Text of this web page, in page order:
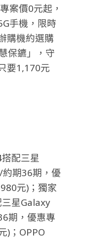
案價0元起，
手機，限時
購機約選購
保鑣」，守
要1,170元
配三星
期36期，優
元)；獨家
星Galaxy
期，優惠專
)；OPPO